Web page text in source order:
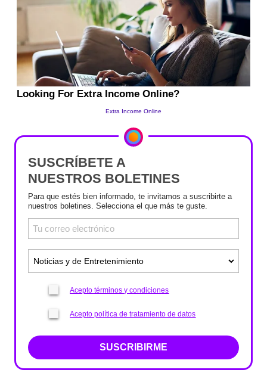
SUSCRÍBETE A
NUESTROS BOLETINES
Para que estés bien informado, te invitamos a suscribirte a
nuestros boletines. Selecciona el que más te guste.
Acepto términos y condiciones
Acepto política de tratamiento de datos
SUSCRIBIRME